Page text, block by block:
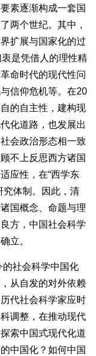
素逐渐构成一套国
两个世纪。其中，
扩展与国家化的过
是凭借人的理性精
命时代的现代性问
信仰危机等。在20
的自主性，建构现
化道路，也发展出
会政治形态相一致
不上反思西方诸国
应性，在“西学东
究体制。因此，清
国概念、命题与理
方，中国社会科学
立。
社会科学中国化
从自发的对外依赖
代社会科学家应时
调整，在推动现代
索中国式现代化道
中国化？如何中国